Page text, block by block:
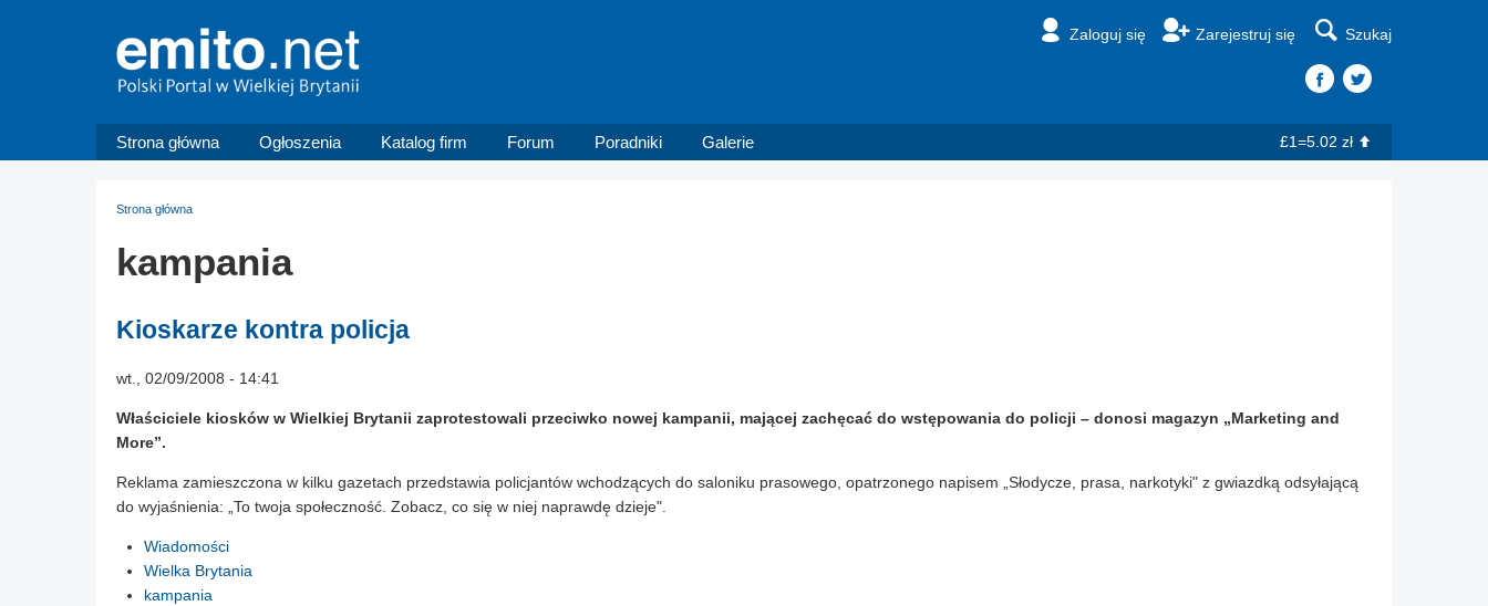
Zaloguj się Zarejestruj się Szukaj
Strona główna Ogłoszenia Katalog firm Forum Poradniki Galerie £1=5.02 zł
Strona główna
kampania
Kioskarze kontra policja
wt., 02/09/2008 - 14:41
Właściciele kiosków w Wielkiej Brytanii zaprotestowali przeciwko nowej kampanii, mającej zachęcać do wstępowania do policji – donosi magazyn „Marketing and
More”.
Reklama zamieszczona w kilku gazetach przedstawia policjantów wchodzących do saloniku prasowego, opatrzonego napisem „Słodycze, prasa, narkotyki" z gwiazdką odsyłającą
do wyjaśnienia: „To twoja społeczność. Zobacz, co się w niej naprawdę dzieje".
Wiadomości
Wielka Brytania
kampania